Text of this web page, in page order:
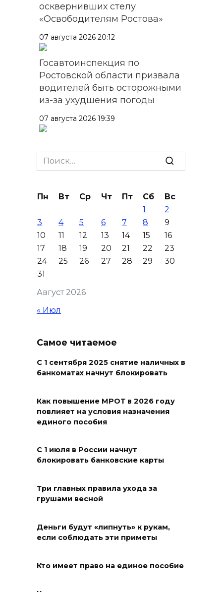
осквернивших стелу
«Освободителям Ростова»
07 августа 2026 20:12
Госавтоинспекция по
Ростовской области призвала
водителей быть осторожными
из-за ухудшения погоды
07 августа 2026 19:39
и турниры: как в Ростове
отметят День физкультурника
В Таганроге из-за аварии
отключили свет на четырех
улицах
07 августа 2026 18:42
2000 жителей бесплатно
осваивают новые профессии
тысяч детей: в Ростовской
области продолжается
07 августа 2026 18:30
в донской столице
07 августа 2026 18:28
«Метеор» «Андрей Байков»
Меры поддержки после ЧС
взаимодействие участников
Search
for:
Август 2026
Пн Вт Ср Чт Пт Сб
Вс
1
2
3
4 5 6 7 8
9
10
11 12 13 14 15
16
17
18 19 20 21 22
23
24
25 26 27 28 29
30
31
« Июл
Самое читаемое
С 1 сентября 2025 снятие наличных в
банкоматах начнут блокировать
Как повышение МРОТ в 2026 году
повлияет на условия назначения
единого пособия
С 1 июля в России начнут
блокировать банковские карты
Три главных правила ухода за
грушами весной
Деньги будут «липнуть» к рукам,
если соблюдать эти приметы
Кто имеет право на единое пособие